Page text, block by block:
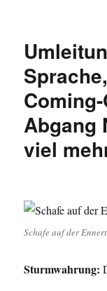
Abgang
viel
Schafe auf der
Sturmwahrung: